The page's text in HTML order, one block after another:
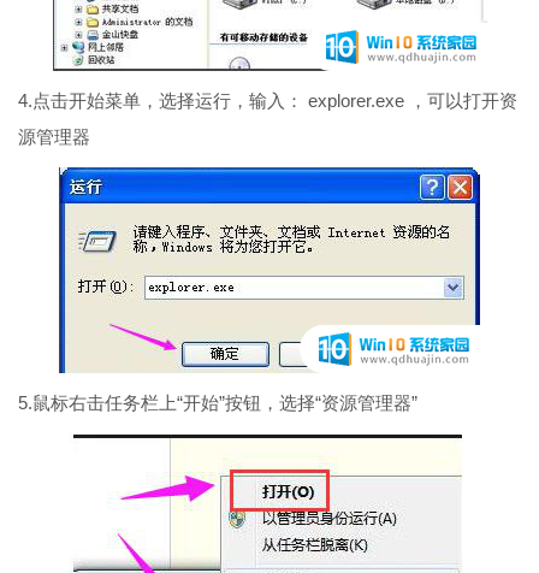
4.点击开始菜单，选择运行，输入： explorer.exe ，可以打开资
源管理器
5.鼠标右击任务栏上“开始”按钮，选择“资源管理器”